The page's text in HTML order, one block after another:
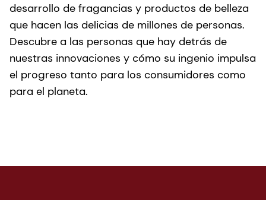
desarrollo de fragancias y productos de belleza
que hacen las delicias de millones de personas.
Descubre a las personas que hay detrás de
nuestras innovaciones y cómo su ingenio impulsa
el progreso tanto para los consumidores como
para el planeta.